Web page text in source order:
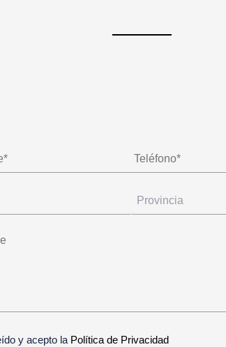
y acepto la Política de Privacidad